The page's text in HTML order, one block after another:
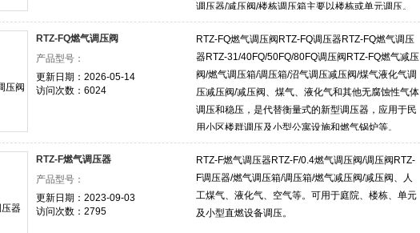
调压器/减压阀/楼栋调压箱主要以楼栋或单元调压。
RTZ-FQ燃气调压阀
产品型号：
更新日期：2026-05-14
访问次数：6024
RTZ-FQ燃气调压阀RTZ-FQ调压器RTZ-FQ燃气调压
器RTZ-31/40FQ/50FQ/80FQ调压阀RTZ-FQ燃气减压
阀/燃气调压箱/调压箱/沼气调压减压阀/煤气液化气调
压减压阀/减压阀、煤气、液化气和其他无腐蚀性气体
调压和稳压，是代替衡量式的新型调压器，应用于民
用小区楼群调压及小型公寓设施和燃气锅炉等。
RTZ-F燃气调压器
产品型号：
更新日期：2023-09-03
访问次数：2795
RTZ-F燃气调压器RTZ-F/0.4燃气调压阀/调压阀RTZ-
F调压器/燃气调压箱/调压箱/燃气减压阀/减压阀、人
工煤气、液化气、空气等。可用于庭院、楼栋、单元
及小型直燃设备调压。